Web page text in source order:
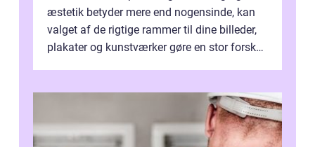
æstetik betyder mere end nogensinde, kan
valget af de rigtige rammer til dine billeder,
plakater og kunstværker gøre en stor forskel.